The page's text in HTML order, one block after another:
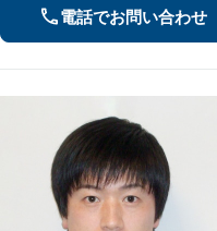
電話でお問い合わせ